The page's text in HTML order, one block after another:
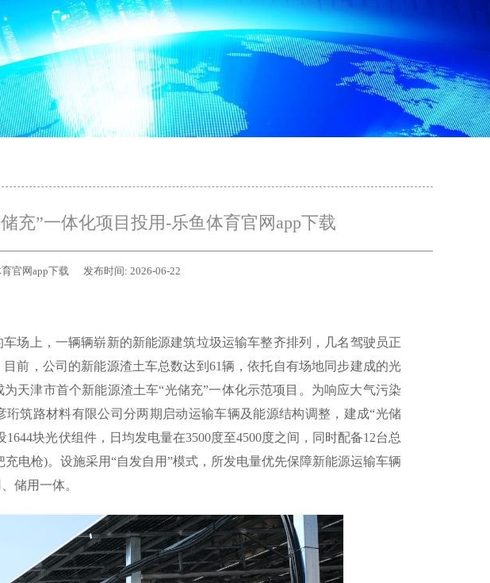
充”一体化项目投用-乐鱼体育官网app下载
官网app下载 发布时间: 2026-06-22
场上，一辆辆崭新的新能源建筑垃圾运输车整齐排列，几名驾驶员正
前，公司的新能源渣土车总数达到61辆，依托自有场地同步建成的光
天津市首个新能源渣土车“光储充”一体化示范项目。为响应大气污染
筑路材料有限公司分两期启动运输车辆及能源结构调整，建成“光储
块光伏组件，日均发电量在3500度至4500度之间，同时配备12台总
电枪)。设施采用“自发自用”模式，所发电量优先保障新能源运输车辆
储用一体。